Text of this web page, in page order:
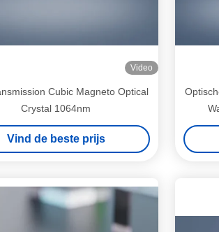
Video
Cubic Magneto Optical
Crystal 1064nm
Vind de beste prijs